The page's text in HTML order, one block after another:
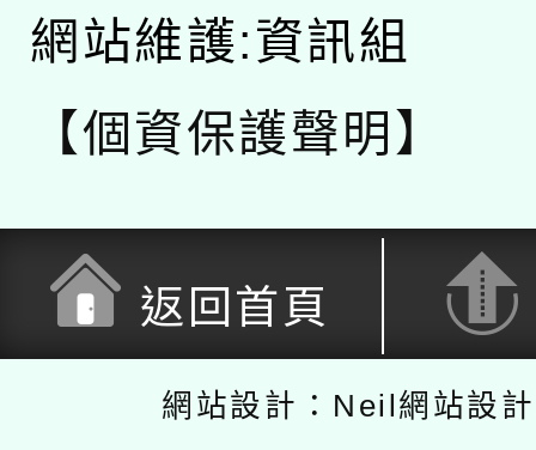
網站維護:資訊組
【個資保護聲明】
返回首頁
網站設計：Neil網站設